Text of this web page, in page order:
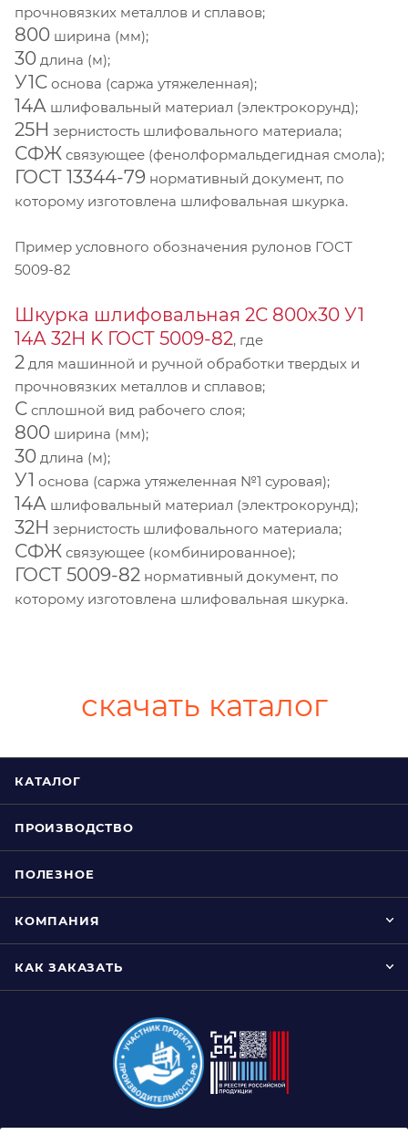
прочновязких металлов и сплавов;
800 ширина (мм);
30 длина (м);
У1С основа (саржа утяжеленная);
14А шлифовальный материал (электрокорунд);
25Н зернистость шлифовального материала;
СФЖ связующее (фенолформальдегидная смола);
ГОСТ 13344-79 нормативный документ, по
которому изготовлена шлифовальная шкурка.
Пример условного обозначения рулонов ГОСТ
5009-82
Шкурка шлифовальная 2С 800х30 У1
14А 32Н K ГОСТ 5009-82, где
2 для машинной и ручной обработки твердых и
прочновязких металлов и сплавов;
С сплошной вид рабочего слоя;
800 ширина (мм);
30 длина (м);
У1 основа (саржа утяжеленная №1 суровая);
14А шлифовальный материал (электрокорунд);
32Н зернистость шлифовального материала;
СФЖ связующее (комбинированное);
ГОСТ 5009-82 нормативный документ, по
которому изготовлена шлифовальная шкурка.
скачать каталог
КАТАЛОГ
ПРОИЗВОДСТВО
ПОЛЕЗНОЕ
КОМПАНИЯ
КАК ЗАКАЗАТЬ